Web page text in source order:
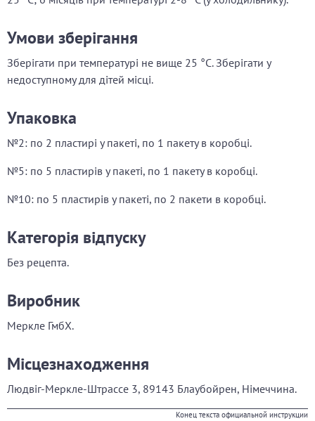
Умови зберігання
Зберігати при температурі не вище 25 °С. Зберігати у
недоступному для дітей місці.
Упаковка
№2: по 2 пластирі у пакеті, по 1 пакету в коробці.
№5: по 5 пластирів у пакеті, по 1 пакету в коробці.
№10: по 5 пластирів у пакеті, по 2 пакети в коробці.
Категорія відпуску
Без рецепта.
Виробник
Меркле ГмбХ.
Місцезнаходження
Людвіг-Меркле-Штрассе 3, 89143 Блаубойрен, Німеччина.
Конец текста официальной инструкции